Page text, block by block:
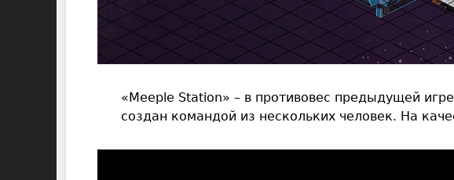
«Meeple Station» – в противовес предыдущей
создан командой из нескольких человек. На